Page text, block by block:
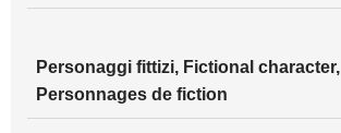
Personaggi fittizi, Fictional character,
Personnages de fiction